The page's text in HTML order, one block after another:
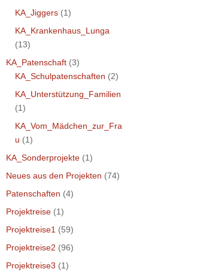
KA_Jiggers (1)
KA_Krankenhaus_Lunga
(13)
KA_Patenschaft (3)
KA_Schulpatenschaften (2)
KA_Unterstützung_Familien
(1)
KA_Vom_Mädchen_zur_Fra
u (1)
KA_Sonderprojekte (1)
Neues aus den Projekten (74)
Patenschaften (4)
Projektreise (1)
Projektreise1 (59)
Projektreise2 (96)
Projektreise3 (1)